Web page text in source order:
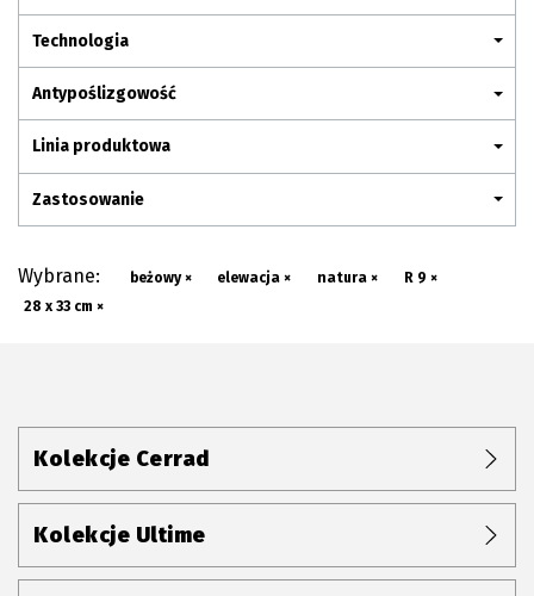
Technologia
Antypoślizgowość
Linia produktowa
Zastosowanie
Wybrane: beżowy × elewacja × natura ×
R 9 ×
28 x 33 cm ×
Kolekcje Cerrad
Kolekcje Ultime